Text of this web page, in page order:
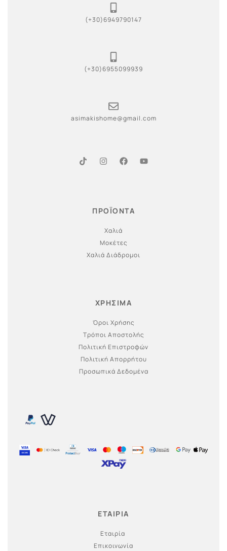
(+30)6949790147
(+30)6955099939
asimakishome@gmail.com
ΠΡΟΪΟΝΤΑ
Χαλιά
Μοκέτες
Χαλιά Διάδρομοι
ΧΡΗΣΙΜΑ
Όροι Χρήσης
Τρόποι Αποστολής
Πολιτική Επιστροφών
Πολιτική Απορρήτου
Προσωπικά Δεδομένα
ΕΤΑΙΡΙΑ
Εταιρία
Επικοινωνία